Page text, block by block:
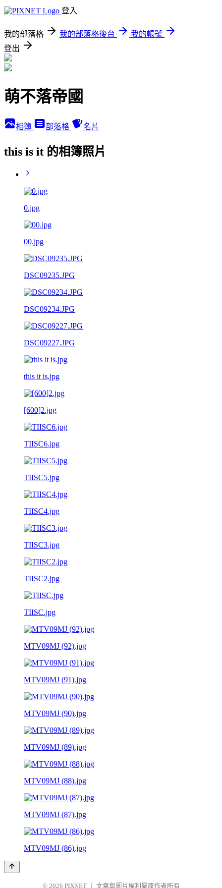
登入
我的部落格 我的部落格後台
我的帳號
登出
萌不落帝國
相簿 部落格 名片
this is it 的相簿照片
0.jpg
00.jpg
DSC09235.JPG
DSC09234.JPG
DSC09227.JPG
this it is.jpg
[600]2.jpg
TIISC6.jpg
TIISC5.jpg
TIISC4.jpg
TIISC3.jpg
TIISC2.jpg
TIISC.jpg
MTV09MJ (92).jpg
MTV09MJ (91).jpg
MTV09MJ (90).jpg
MTV09MJ (89).jpg
MTV09MJ (88).jpg
MTV09MJ (87).jpg
MTV09MJ (86).jpg
© 2026 PIXNET 文章與圖片權利屬原作者所有